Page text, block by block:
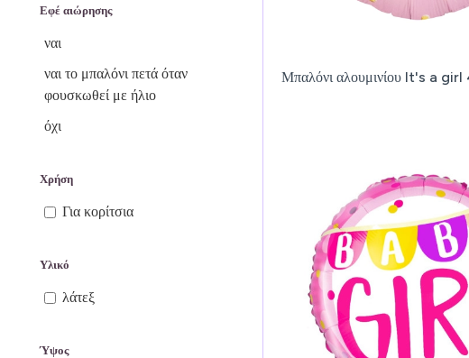
Ύψος
Χρήση
Για κορίτσια
Υλικό
λάτεξ
Εφέ αιώρησης
ναι
ναι το μπαλόνι πετά όταν
φουσκωθεί με ήλιο
όχι
Μπαλόνι αλουμινίου It's a